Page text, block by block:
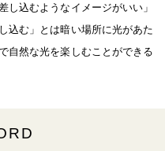
し込むようなイメージがいい」
込む」とは暗い場所に光があた
自然な光を楽しむことができる